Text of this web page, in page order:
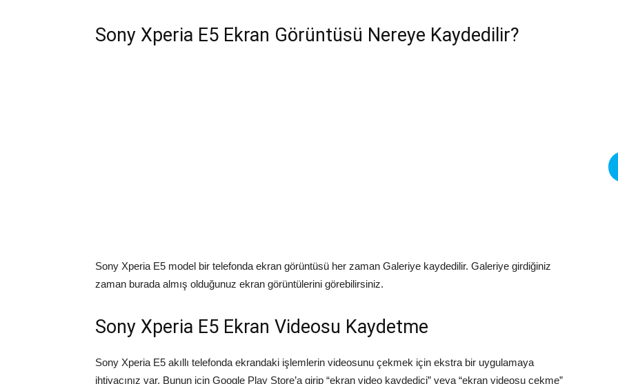
Sony Xperia E5 Ekran Görüntüsü Nereye Kaydedilir?
Sony Xperia E5 model bir telefonda ekran görüntüsü her zaman Galeriye kaydedilir. Galeriye girdiğiniz
zaman burada almış olduğunuz ekran görüntülerini görebilirsiniz.
Sony Xperia E5 Ekran Videosu Kaydetme
Sony Xperia E5 akıllı telefonda ekrandaki işlemlerin videosunu çekmek için ekstra bir uygulamaya
ihtiyacınız var. Bunun için Google Play Store’a girip “ekran video kaydedici” veya “ekran videosu çekme”